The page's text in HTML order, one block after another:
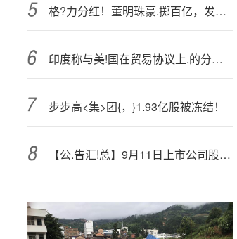
格?力分红！董明珠豪.掷百亿，发七夕红包
印度称与美!国在贸易协议上.的分歧正在缩小
步步高<集>团{，}1.93亿股被冻结！
【公.告汇!总】9月11日上市公司股份回购一览